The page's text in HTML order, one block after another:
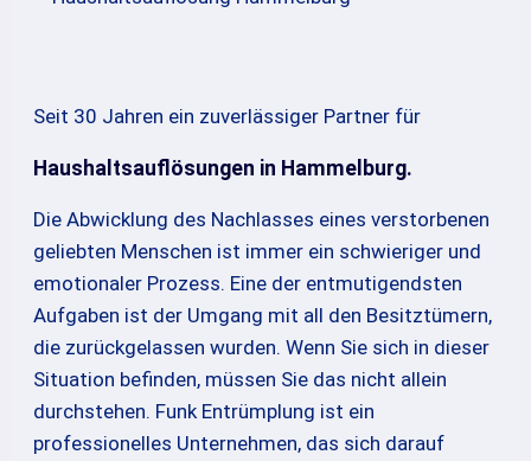
Seit 30 Jahren ein zuverlässiger Partner für
Haushaltsauflösungen in Hammelburg.
Die Abwicklung des Nachlasses eines verstorbenen
geliebten Menschen ist immer ein schwieriger und
emotionaler Prozess. Eine der entmutigendsten
Aufgaben ist der Umgang mit all den Besitztümern,
die zurückgelassen wurden. Wenn Sie sich in dieser
Situation befinden, müssen Sie das nicht allein
durchstehen. Funk Entrümplung ist ein
professionelles Unternehmen, das sich darauf